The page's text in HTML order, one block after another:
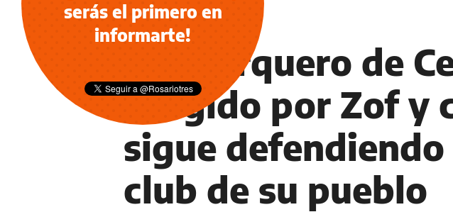
DEPORTES
El ex arquero de
dirigido por Zof y
sigue
club de su pueblo
serás el primero en
informarte!